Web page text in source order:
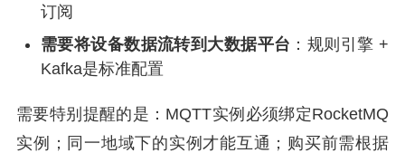
订阅
需要将设备数据流转到大数据平台 ：规则引擎 +
Kafka是标准配置
需要特别提醒的是：MQTT实例必须绑定RocketMQ
实例；同一地域下的实例才能互通；购买前需根据